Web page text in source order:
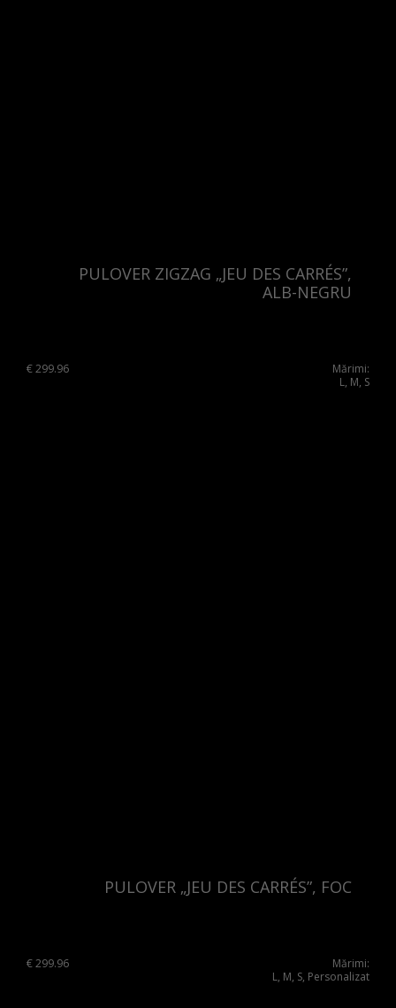
PULOVER ZIGZAG „JEU DES CARRÉS”,
ALB-NEGRU
€299.96
Mărimi:
L, M, S
PULOVER „JEU DES CARRÉS”, FOC
€299.96
Mărimi:
L, M, S, Personalizat